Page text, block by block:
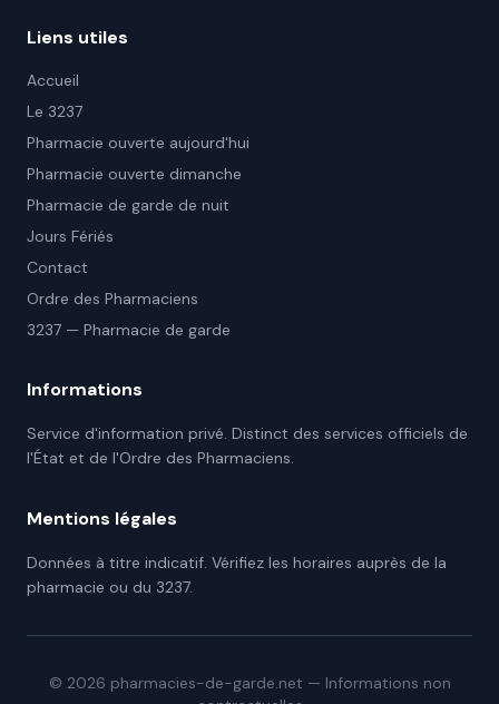
Liens utiles
Accueil
Le 3237
Pharmacie ouverte aujourd'hui
Pharmacie ouverte dimanche
Pharmacie de garde de nuit
Jours Fériés
Contact
Ordre des Pharmaciens
3237 — Pharmacie de garde
Informations
Service d'information privé. Distinct des services officiels de
l'État et de l'Ordre des Pharmaciens.
Mentions légales
Données à titre indicatif. Vérifiez les horaires auprès de la
pharmacie ou du 3237.
© 2026 pharmacies-de-garde.net — Informations non